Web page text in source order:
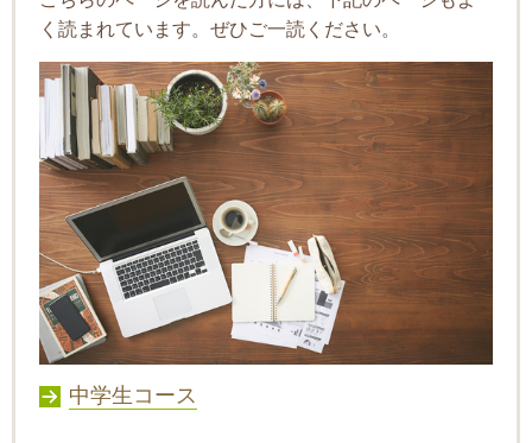
く読まれています。ぜひご一読ください。
中学生コース